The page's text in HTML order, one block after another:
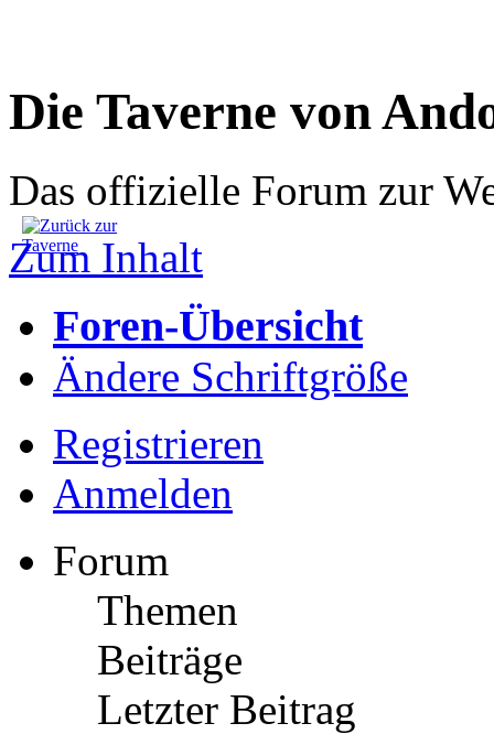
Die Taverne von
Das offizielle Forum zur
Zum Inhalt
Foren-Übersicht
Ändere Schriftgröße
Registrieren
Anmelden
Forum
Themen
Beiträge
Letzter Beitrag